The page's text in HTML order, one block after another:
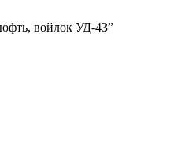
войлок УД-43”